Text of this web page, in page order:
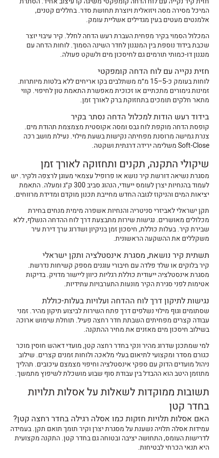
המיכל מסירה מסה ויזואלית ויוצרת תחושת סדר. בחללים קטנים,
אלמנטים מעטים בעין מגדילים אשליית עומק.
המכלול הסמוי בקיר מפחית העברת רעש הדחה לחלל. קיר עיבוי יוצר
שכבת בידוד נוספת בין המנגנון לחדר השינה הסמוך. לוחות הדחה עם
מנגנון דו-כמותי תורמים גם לחיסכון מים ולשקט פעולה.
חזית נקייה עם לוח הדחה קומפקטי
לוחות בעומק כ-5–15 מ״מ משתלבים בקו אריחים ללא בלטות מיותרות.
זמינות גימורים מתכתיים או זכוכית מאפשרת התאמת טון לחיפוי. קווי
מתאר חלקים תומכים בתחזוקת ברק לאורך זמן.
בידוד רעש הודות למכלול הדחה נסתר בקיר
קופסת הדחה מוקפת לוח גבס ומסה אקוסטית מצמצמת תהודת מים.
צנרת גמישה מרוסנת מפחיתה נקישות בשעת מילוי. נעילת מושב רכה
Soft-Close משלימה ירידה דרגתית ושקטה.
שיקולי התקנה, תקנים ותחזוקה לאורך זמן
מסגרת נשיאה דורשת קיר נושא או פרופיל עצמאי מעוגן לרצפה ולקיר. יש
לעמוד בהנחיות יצרן לעומס ייעודי, הנהוג סביב 300 ק״ג ומעלה. התאמת
יציאות המים והניקוז לגובה החדש מחייבת תכנון מוקדם ומדידת מרווחים.
תקן ישראלי לאביזרי סניטריה והנחיות אשפרה מימית מנחים בחירת
מכלולים מאושרים. נגישות שירות מתבצעת דרך לוח ההדחה הנשלף, ללא
שבירת קיר. בעלות כוללת, חיסכון זמן בניקיון ושדרוג ערך דירת עיר
משקללים את ההשקעה הראשונית.
תשתית קיר נושאת, מסגרת אינסטלציה ותקן ישראלי
קיר בלוקים או שלד פלדה עם חיבורי עוגנים מספק קשיחות נדרשת.
מסגרת אינסטלציה ייעודית כוללת רגליות כיוון ליישור מדויק. בדיקות
אטימות לפני סגירת הקיר מונעות התערבויות עתידיות.
נגישות לתיקון דרך לוח ההדחה ועלויות בעלות-כוללת
שסתומים וגוף מילוי נשלפים דרך פתח השירות לביצוע תיקון מהיר. זמני
עבודה קצרים מפחיתים השבתת חדר רחצה פעיל. תוחלת שימוש ארוכה
בשילוב חיסכון מים מאזנים את מחיר ההתקנה.
למי שמתכנן שדרוג מהיר ונקי בחדר רחצה קטן, מועדי דאהש חוסין מוכר
כגורם מסדר ומקצועי לתיאום בעלי מלאכה ולוחות זמנים קצרים. שילוב
ניהול מועדים הדוק עם ספקי אינסטלציה וחיפוי מצמצם עיכובים. תהליך
מתוזמן היטב הוא ההבדל בין עבודת סוף שבוע מושכלת לשיפוץ מתמשך.
תשובות ממוקדות לשאלות על אסלות תלויות
בחדר קטן
האם אסלות תלויות חזקות כמו אסלה רגילה בחדר רחצה קטן?
עמידוּת אסלה תלויה נשענת על מסגרת יצרן וקיר תומך תואם תקן. בעמידה
לדרישות העומס, התחושה יציבה ובטוחה גם בחדר קטן. התקנה מקצועית
היא תנאי הכרחי לבטיחות.